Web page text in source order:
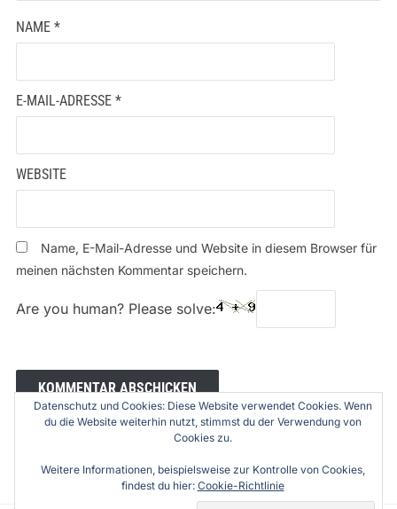
NAME *
E-MAIL-ADRESSE *
WEBSITE
Name, E-Mail-Adresse und Website in diesem Browser für
meinen nächsten Kommentar speichern.
Are you human? Please solve:
Datenschutz und Cookies: Diese Website verwendet Cookies. Wenn
du die Website weiterhin nutzt, stimmst du der Verwendung von
Cookies zu.
Weitere Informationen, beispielsweise zur Kontrolle von Cookies,
findest du hier: Cookie-Richtlinie